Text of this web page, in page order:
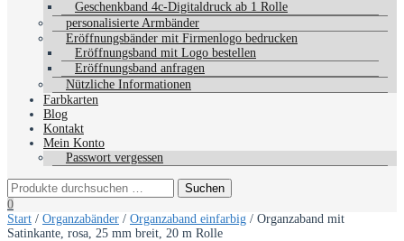
Geschenkband 4c-Digitaldruck ab 1 Rolle
personalisierte Armbänder
Eröffnungsbänder mit Firmenlogo bedrucken
Eröffnungsband mit Logo bestellen
Eröffnungsband anfragen
Nützliche Informationen
Farbkarten
Blog
Kontakt
Mein Konto
Passwort vergessen
0
Start / Organzabänder / Organzaband einfarbig / Organzaband mit
Satinkante, rosa, 25 mm breit, 20 m Rolle